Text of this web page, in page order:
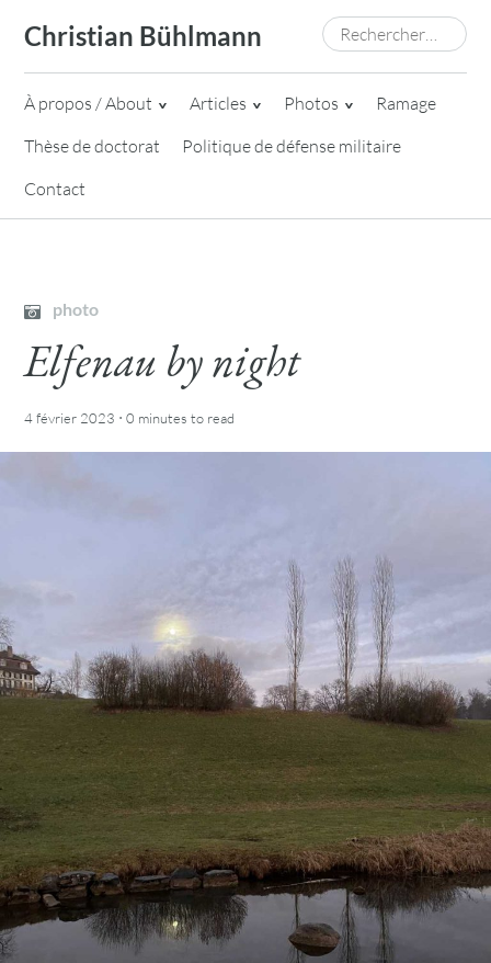
content
Christian Bühlmann Rechercher :
À propos / About Articles Photos
Ramage
Thèse de doctorat
Politique de défense militaire
Contact
photo
Elfenau by night
4 février 2023 ·0 minutes to read